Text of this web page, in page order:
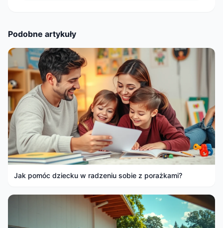
Podobne artykuły
Jak pomóc dziecku w radzeniu sobie z porażkami?